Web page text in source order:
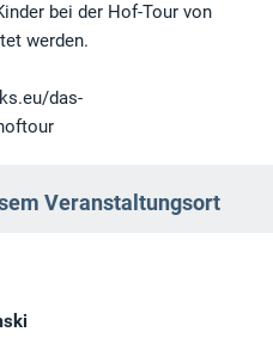
bei der Hof-Tour von
werden.
das-
Veranstaltungsort